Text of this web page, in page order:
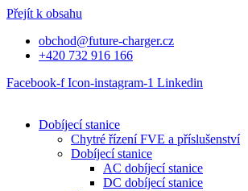
Přejít k obsahu
obchod@future-charger.cz
+420 732 916 166
Facebook-f Icon-instagram-1 Linkedin
Dobíjecí stanice
Chytré řízení FVE a příslušenství
Dobíjecí stanice
AC dobíjecí stanice
DC dobíjecí stanice